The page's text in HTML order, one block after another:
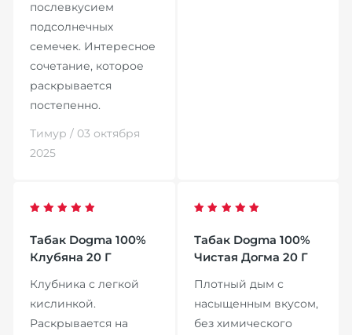
послевкусием
подсолнечных
семечек. Интересное
сочетание, которое
раскрывается
постепенно.
Тимур / 03 октября
2025
Табак Dogma 100%
Клубяна 20 Г
Клубника с легкой
кислинкой.
Раскрывается на
Табак Dogma 100%
Чистая Догма 20 Г
Плотный дым с
насыщенным вкусом,
без химического